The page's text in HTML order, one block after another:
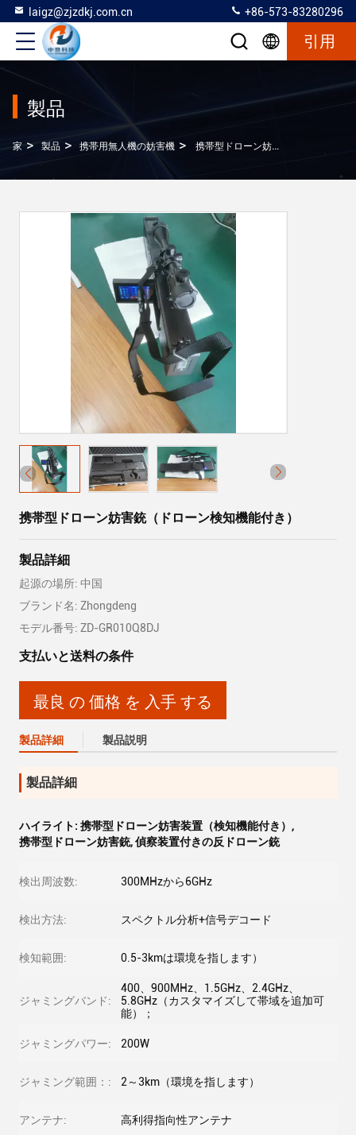
laigz@zjzdkj.com.cn +86-573-83280296
引用
製品
家 > 製品 > 携帯用無人機の妨害機 > 携帯型ドローン妨害銃（ドローン検知機能付き）
携帯型ドローン妨害銃（ドローン検知機能付き）
製品詳細
起源の場所: 中国
ブランド名: Zhongdeng
モデル番号: ZD-GR010Q8DJ
支払いと送料の条件
最良 の 価格 を 入手 する
製品詳細 製品説明
製品詳細
ハイライト: 携帯型ドローン妨害装置（検知機能付き） ,
携帯型ドローン妨害銃,偵察装置付きの反ドローン銃
検出周波数: 300MHzから6GHz
検出方法: スペクトル分析+信号デコード
検知範囲: 0.5-3kmは環境を指します）
ジャミングバンド:
400、900MHz、1.5GHz、2.4GHz、
5.8GHz（カスタマイズして帯域を追加可
能）；
ジャミングパワー: 200W
ジャミング範囲：: 2～3km（環境を指します）
アンテナ: 高利得指向性アンテナ